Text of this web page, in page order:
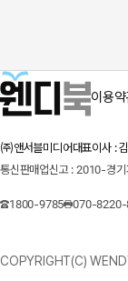
이용
㈜앤서블미디어 대표이사 :
통신판매업신고 : 2010-경
1800-9785 070-8220-
COPYRIGHT(C)